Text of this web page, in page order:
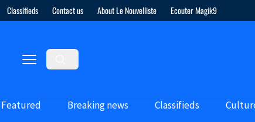
Classifieds Contact us About Le Nouvelliste Ecouter Magik9
Featured Breaking news Classifieds